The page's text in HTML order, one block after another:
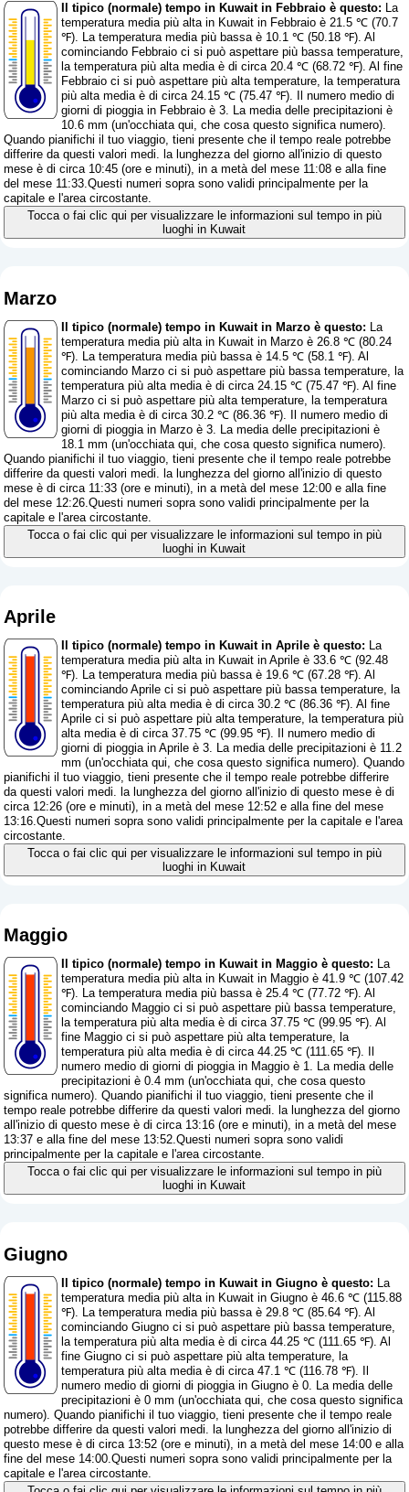
Il tipico (normale) tempo in Kuwait in Febbraio è questo: La
temperatura media più alta in Kuwait in Febbraio è 21.5 ℃ (70.7
℉). La temperatura media più bassa è 10.1 ℃ (50.18 ℉). Al
cominciando Febbraio ci si può aspettare più bassa temperature,
la temperatura più alta media è di circa 20.4 ℃ (68.72 ℉). Al fine
Febbraio ci si può aspettare più alta temperature, la temperatura
più alta media è di circa 24.15 ℃ (75.47 ℉). Il numero medio di
giorni di pioggia in Febbraio è 3. La media delle precipitazioni è
10.6 mm (un'occhiata qui, che cosa questo significa numero).
Quando pianifichi il tuo viaggio, tieni presente che il tempo reale potrebbe
differire da questi valori medi. la lunghezza del giorno all'inizio di questo
mese è di circa 10:45 (ore e minuti), in a metà del mese 11:08 e alla fine
del mese 11:33.Questi numeri sopra sono validi principalmente per la
capitale e l'area circostante.
Tocca o fai clic qui per visualizzare le informazioni sul tempo in più
luoghi in Kuwait
Marzo
Il tipico (normale) tempo in Kuwait in Marzo è questo: La
temperatura media più alta in Kuwait in Marzo è 26.8 ℃ (80.24
℉). La temperatura media più bassa è 14.5 ℃ (58.1 ℉). Al
cominciando Marzo ci si può aspettare più bassa temperature, la
temperatura più alta media è di circa 24.15 ℃ (75.47 ℉). Al fine
Marzo ci si può aspettare più alta temperature, la temperatura
più alta media è di circa 30.2 ℃ (86.36 ℉). Il numero medio di
giorni di pioggia in Marzo è 3. La media delle precipitazioni è
18.1 mm (un'occhiata qui, che cosa questo significa numero).
Quando pianifichi il tuo viaggio, tieni presente che il tempo reale potrebbe
differire da questi valori medi. la lunghezza del giorno all'inizio di questo
mese è di circa 11:33 (ore e minuti), in a metà del mese 12:00 e alla fine
del mese 12:26.Questi numeri sopra sono validi principalmente per la
capitale e l'area circostante.
Tocca o fai clic qui per visualizzare le informazioni sul tempo in più
luoghi in Kuwait
Aprile
Il tipico (normale) tempo in Kuwait in Aprile è questo: La
temperatura media più alta in Kuwait in Aprile è 33.6 ℃ (92.48
℉). La temperatura media più bassa è 19.6 ℃ (67.28 ℉). Al
cominciando Aprile ci si può aspettare più bassa temperature, la
temperatura più alta media è di circa 30.2 ℃ (86.36 ℉). Al fine
Aprile ci si può aspettare più alta temperature, la temperatura più
alta media è di circa 37.75 ℃ (99.95 ℉). Il numero medio di
giorni di pioggia in Aprile è 3. La media delle precipitazioni è 11.2
mm (un'occhiata qui, che cosa questo significa numero). Quando
pianifichi il tuo viaggio, tieni presente che il tempo reale potrebbe differire
da questi valori medi. la lunghezza del giorno all'inizio di questo mese è di
circa 12:26 (ore e minuti), in a metà del mese 12:52 e alla fine del mese
13:16.Questi numeri sopra sono validi principalmente per la capitale e l'area
circostante.
Tocca o fai clic qui per visualizzare le informazioni sul tempo in più
luoghi in Kuwait
Maggio
Il tipico (normale) tempo in Kuwait in Maggio è questo: La
temperatura media più alta in Kuwait in Maggio è 41.9 ℃ (107.42
℉). La temperatura media più bassa è 25.4 ℃ (77.72 ℉). Al
cominciando Maggio ci si può aspettare più bassa temperature,
la temperatura più alta media è di circa 37.75 ℃ (99.95 ℉). Al
fine Maggio ci si può aspettare più alta temperature, la
temperatura più alta media è di circa 44.25 ℃ (111.65 ℉). Il
numero medio di giorni di pioggia in Maggio è 1. La media delle
precipitazioni è 0.4 mm (un'occhiata qui, che cosa questo
significa numero). Quando pianifichi il tuo viaggio, tieni presente che il
tempo reale potrebbe differire da questi valori medi. la lunghezza del giorno
all'inizio di questo mese è di circa 13:16 (ore e minuti), in a metà del mese
13:37 e alla fine del mese 13:52.Questi numeri sopra sono validi
principalmente per la capitale e l'area circostante.
Tocca o fai clic qui per visualizzare le informazioni sul tempo in più
luoghi in Kuwait
Giugno
Il tipico (normale) tempo in Kuwait in Giugno è questo: La
temperatura media più alta in Kuwait in Giugno è 46.6 ℃ (115.88
℉). La temperatura media più bassa è 29.8 ℃ (85.64 ℉). Al
cominciando Giugno ci si può aspettare più bassa temperature,
la temperatura più alta media è di circa 44.25 ℃ (111.65 ℉). Al
fine Giugno ci si può aspettare più alta temperature, la
temperatura più alta media è di circa 47.1 ℃ (116.78 ℉). Il
numero medio di giorni di pioggia in Giugno è 0. La media delle
precipitazioni è 0 mm (un'occhiata qui, che cosa questo significa
numero). Quando pianifichi il tuo viaggio, tieni presente che il tempo reale
potrebbe differire da questi valori medi. la lunghezza del giorno all'inizio di
questo mese è di circa 13:52 (ore e minuti), in a metà del mese 14:00 e alla
fine del mese 14:00.Questi numeri sopra sono validi principalmente per la
capitale e l'area circostante.